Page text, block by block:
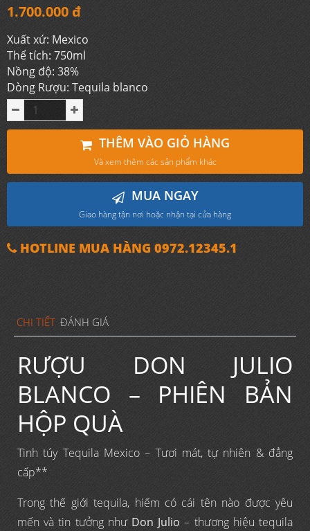
1.700.000 đ
Xuất xứ: Mexico
Thể tích: 750ml
Nồng độ: 38%
Dòng Rượu: Tequila blanco
THÊM VÀO GIỎ HÀNG
Và xem thêm các sản phẩm khác
MUA NGAY
Giao hàng tận nơi hoặc nhận tại cửa hàng
HOTLINE MUA HÀNG 0972.12345.1
CHI TIẾT ĐÁNH GIÁ
RƯỢU DON JULIO
BLANCO – PHIÊN BẢN
HỘP QUÀ
Tinh túy Tequila Mexico – Tươi mát, tự nhiên & đẳng
cấp**
Trong thế giới tequila, hiếm có cái tên nào được yêu
mến và tin tưởng như Don Julio – thương hiệu tequila